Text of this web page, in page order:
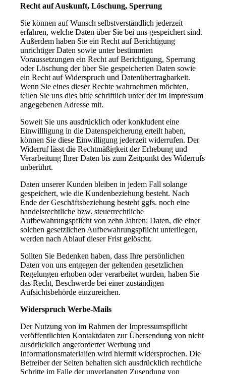
Recht auf Auskunft, Löschung, Sperrung
Sie können auf Wunsch selbstverständlich jederzeit
erfahren, welche Daten über Sie bei uns gespeichert sind.
Außerdem haben Sie ein Recht auf Berichtigung
unrichtiger Daten sowie unter bestimmten
Voraussetzungen ein Recht auf Berichtigung, Sperrung
oder Löschung der über Sie gespeicherten Daten sowie
ein Recht auf Widerspruch und Datenübertragbarkeit.
Wenn Sie eines dieser Rechte wahrnehmen möchten,
teilen Sie uns dies bitte schriftlich unter der im Impressum
angegebenen Adresse mit.
Soweit Sie uns ausdrücklich oder konkludent eine
Einwillligung in die Datenspeicherung erteilt haben,
können Sie diese Einwilligung jederzeit widerrufen. Der
Widerruf lässt die Rechtmäßigkeit der Erhebung und
Verarbeitung Ihrer Daten bis zum Zeitpunkt des Widerrufs
unberührt.
Daten unserer Kunden bleiben in jedem Fall solange
gespeichert, wie die Kundenbeziehung besteht. Nach
Ende der Geschäftsbeziehung besteht ggfs. noch eine
handelsrechtliche bzw. steuerrechtliche
Aufbewahrungspflicht von zehn Jahren; Daten, die einer
solchen gesetzlichen Aufbewahrungspflicht unterliegen,
werden nach Ablauf dieser Frist gelöscht.
Sollten Sie Bedenken haben, dass Ihre persönlichen
Daten von uns entgegen der geltenden gesetzlichen
Regelungen erhoben oder verarbeitet wurden, haben Sie
das Recht, Beschwerde bei einer zuständigen
Aufsichtsbehörde einzureichen.
Widerspruch Werbe-Mails
Der Nutzung von im Rahmen der Impressumspflicht
veröffentlichten Kontaktdaten zur Übersendung von nicht
ausdrücklich angeforderter Werbung und
Informationsmaterialien wird hiermit widersprochen. Die
Betreiber der Seiten behalten sich ausdrücklich rechtliche
Schritte im Falle der unverlangten Zusendung von